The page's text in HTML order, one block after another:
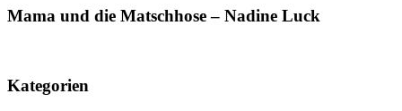
Mama und die Matschhose – Nadine Luck
Kategorien